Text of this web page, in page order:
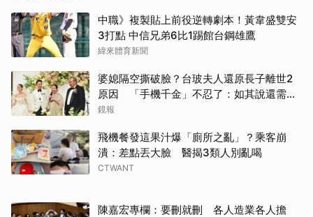
中職》複製貼上前役逆轉劇本！黃韋盛雙安
3打點 中信兄弟6比1踢館台鋼雄鷹
緯來體育新聞
婆媳隔空撕破臉？台玻夫人還原長子離世2
原因 「手機千金」不忍了：如其說還需要
離開嗎？
鏡報
飛機餐發這果汁爆「廁所之亂」？乘客崩
潰：差點丟大臉 醫揭3類人別亂喝
CTWANT
陳嘉宏專欄：要刪就刪 各人造業各人擔